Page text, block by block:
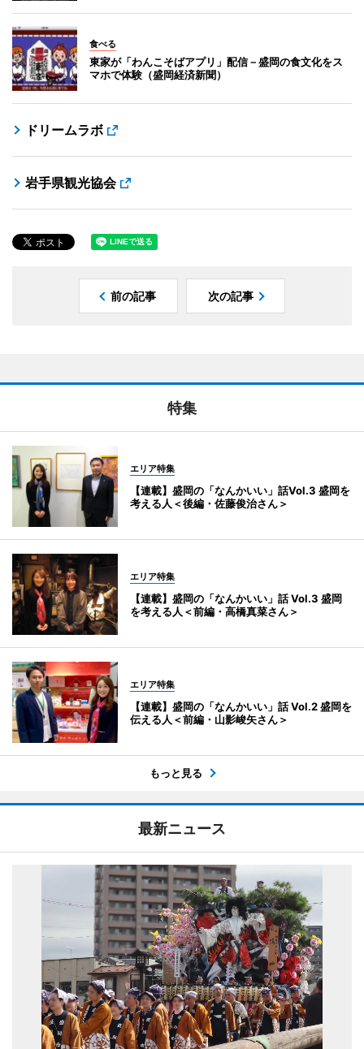
食べる
東家が「わんこそばアプリ」配信－盛岡の食文化をス
マホで体験（盛岡経済新聞）
ドリームラボ
岩手県観光協会
前の記事 次の記事
特集
エリア特集
【連載】盛岡の「なんかいい」話Vol.3 盛岡を
考える人＜後編・佐藤俊治さん＞
エリア特集
【連載】盛岡の「なんかいい」話 Vol.3 盛岡
を考える人＜前編・高橋真菜さん＞
エリア特集
【連載】盛岡の「なんかいい」話 Vol.2 盛岡を
伝える人＜前編・山影峻矢さん＞
もっと見る
最新ニュース